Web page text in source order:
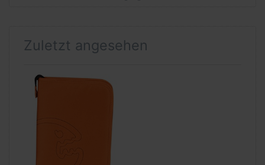
Zuletzt angesehen